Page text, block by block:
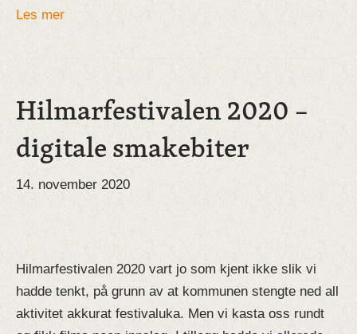
Les mer
Hilmarfestivalen 2020 –
digitale smakebiter
14. november 2020
Hilmarfestivalen 2020 vart jo som kjent ikke slik vi
hadde tenkt, på grunn av at kommunen stengte ned all
aktivitet akkurat festivaluka. Men vi kasta oss rundt